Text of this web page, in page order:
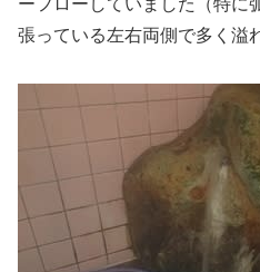
ーフローしていました（特に
張っている左右両側で多く溢